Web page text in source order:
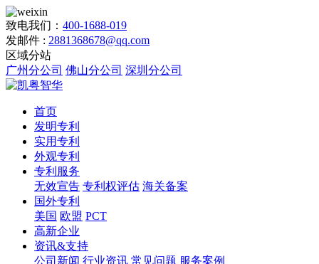
致电我们： 400-1688-019
发邮件 : 2881368678@qq.com
区域分站
广州分公司 佛山分公司 深圳分公司
首页
发明专利
实用专利
外观专利
专利服务
无效宣告 专利权评估 海关备案
国外专利
美国 欧盟 PCT
高新企业
资讯&支持
公司新闻 行业资讯 常见问题 服务案例